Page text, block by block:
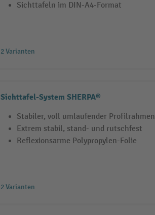
Sichttafeln im DIN-A4-Format
2 Varianten
Sichttafel-System SHERPA®
Stabiler, voll umlaufender Profilrahmen
Extrem stabil, stand- und rutschfest
Reflexionsarme Polypropylen-Folie
2 Varianten